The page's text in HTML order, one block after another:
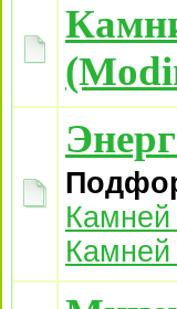
Камней
Камней